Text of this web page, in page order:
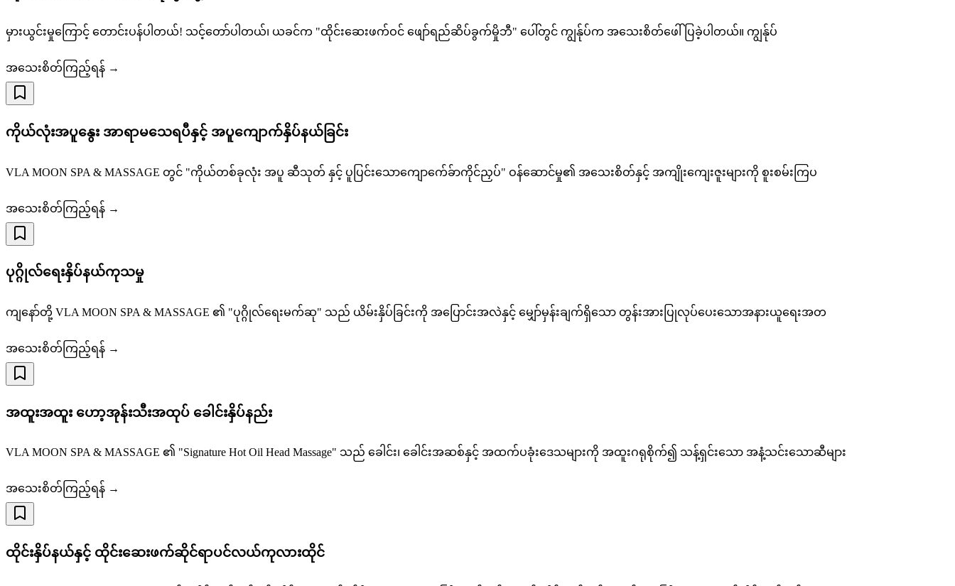
မှားယွင်းမှုကြောင့် တောင်းပန်ပါတယ်! သင့်တော်ပါတယ်၊ ယခင်က "ထိုင်းဆေးဖက်ဝင် ဖျော်ရည်ဆိပ်ခွက်မှိုဘီ" ပေါ်တွင် ကျွန်ုပ်က အသေးစိတ်ဖေါ်ပြခဲ့ပါတယ်။ ကျွန်ုပ်
အသေးစိတ်ကြည့်ရန် →
ကိုယ်လုံးအပူနွေး အာရာမသေရပီနှင့် အပူကျောက်နှိပ်နယ်ခြင်း
VLA MOON SPA & MASSAGE တွင် "ကိုယ်တစ်ခုလုံး အပူ ဆီသုတ် နှင့် ပူပြင်းသောကျောက်ေခ်ာကိုင်ညှပ်" ဝန်ဆောင်မှု၏ အသေးစိတ်နှင့် အကျိုးကျေးဇူးများကို စူးစမ်းကြပ
အသေးစိတ်ကြည့်ရန် →
ပုဂ္ဂိုလ်ရေးနှိပ်နယ်ကုသမှု
ကျနော်တို့ VLA MOON SPA & MASSAGE ၏ "ပုဂ္ဂိုလ်ရေးမက်ဆု" သည် ယိမ်းနှိပ်ခြင်းကို အပြောင်းအလဲနှင့် မျှော်မှန်းချက်ရှိသော တွန်းအားပြုလုပ်ပေးသောအနားယူရေးအတ
အသေးစိတ်ကြည့်ရန် →
အထူးအထူး ဟော့အုန်းသီးအထုပ် ခေါင်းနှိပ်နည်း
VLA MOON SPA & MASSAGE ၏ "Signature Hot Oil Head Massage" သည် ခေါင်း၊ ခေါင်းအဆစ်နှင့် အထက်ပခုံးဒေသများကို အထူးဂရုစိုက်၍ သန့်ရှင်းသော အနံ့သင်းသောဆီများ
အသေးစိတ်ကြည့်ရန် →
ထိုင်းနှိပ်နယ်နှင့် ထိုင်းဆေးဖက်ဆိုင်ရာပင်လယ်ကုလားထိုင်​